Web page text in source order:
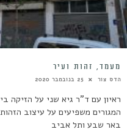
מעמד, זהות ועיר
הדס צור 25 בנובמבר 2020
ראיון עם ד"ר גיא שני על הזיקה
המגורים משפיעים על עיצוב
באר שבע ותל אביב